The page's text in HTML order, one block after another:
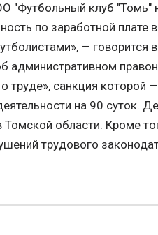
"Футбольный клуб "Томь"
по заработной
—
административном
о труде», санкция
на 90 суток.
Томской области. Кроме
трудового